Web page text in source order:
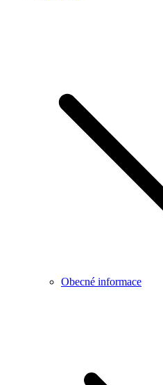
Obecné informace